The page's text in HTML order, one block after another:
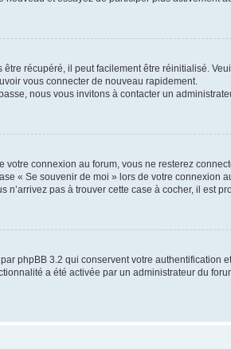
récupéré, il peut facilement être réinitialisé.
vous connecter de nouveau rapidement.
nous vous invitons à contacter un
connexion au forum, vous ne resterez
« Se souvenir de moi » lors de votre
pas à trouver cette case à cocher, il est
phpBB 3.2 qui conservent votre
a été activée par un administrateur du